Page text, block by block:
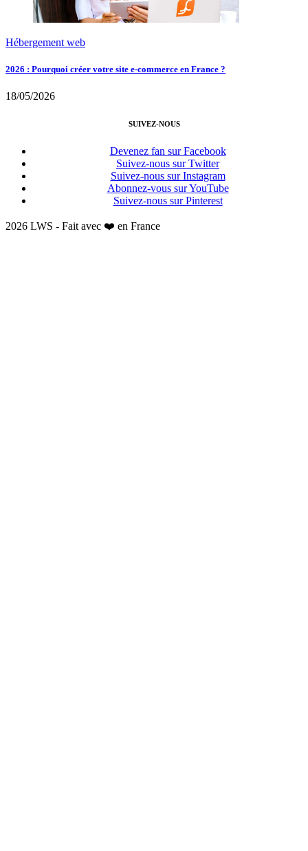
Hébergement web
2026 : Pourquoi créer votre site e-commerce en France ?
18/05/2026
SUIVEZ-NOUS
Devenez fan sur Facebook
Suivez-nous sur Twitter
Suivez-nous sur Instagram
Abonnez-vous sur YouTube
Suivez-nous sur Pinterest
2026 LWS - Fait avec ❤️ en France